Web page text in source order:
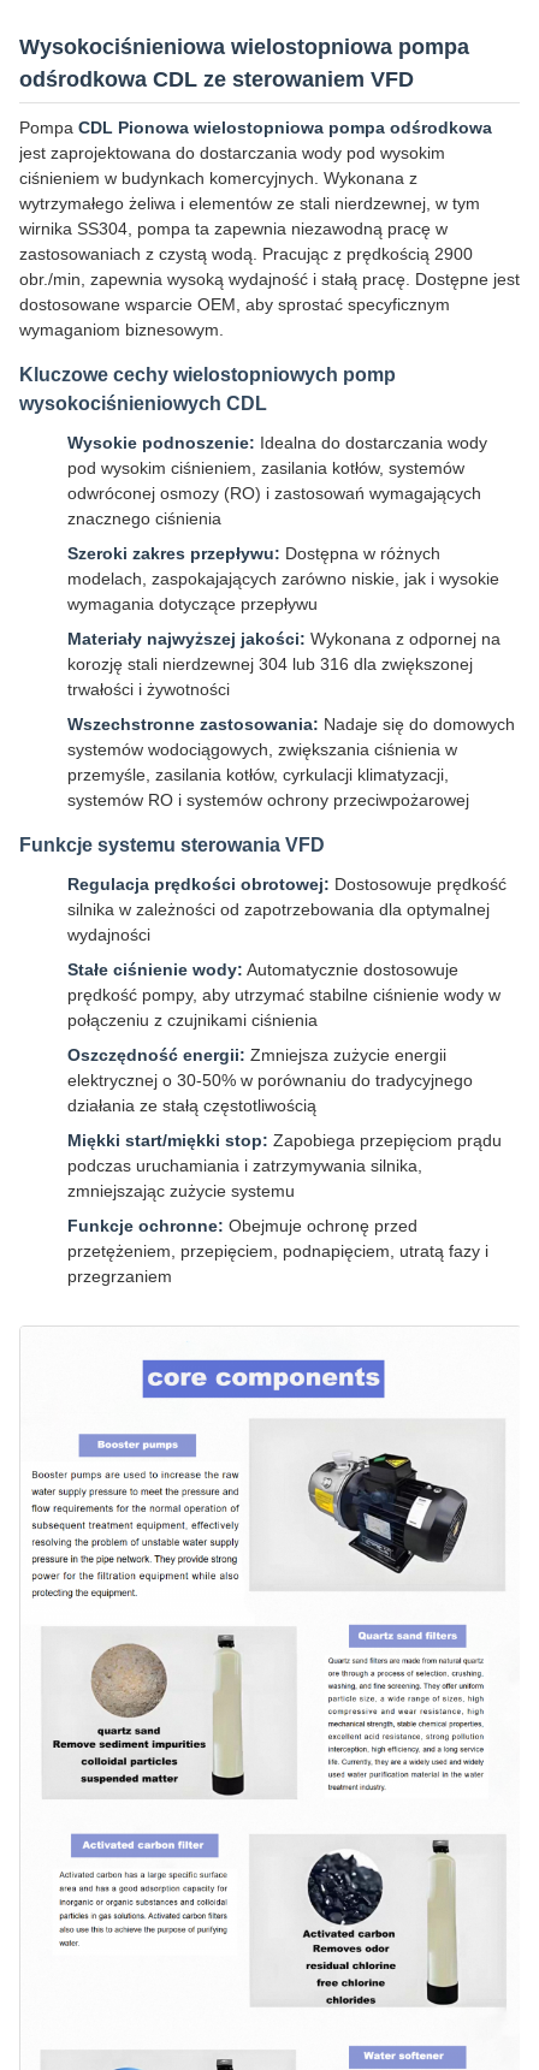
Wysokociśnieniowa wielostopniowa pompa
odśrodkowa CDL ze sterowaniem VFD
Pompa CDL Pionowa wielostopniowa pompa odśrodkowa
jest zaprojektowana do dostarczania wody pod wysokim
ciśnieniem w budynkach komercyjnych. Wykonana z
wytrzymałego żeliwa i elementów ze stali nierdzewnej, w tym
wirnika SS304, pompa ta zapewnia niezawodną pracę w
zastosowaniach z czystą wodą. Pracując z prędkością 2900
obr./min, zapewnia wysoką wydajność i stałą pracę. Dostępne jest
dostosowane wsparcie OEM, aby sprostać specyficznym
wymaganiom biznesowym.
Kluczowe cechy wielostopniowych pomp
wysokociśnieniowych CDL
Wysokie podnoszenie: Idealna do dostarczania wody
pod wysokim ciśnieniem, zasilania kotłów, systemów
odwróconej osmozy (RO) i zastosowań wymagających
znacznego ciśnienia
Szeroki zakres przepływu: Dostępna w różnych
modelach, zaspokajających zarówno niskie, jak i wysokie
wymagania dotyczące przepływu
Materiały najwyższej jakości: Wykonana z odpornej na
korozję stali nierdzewnej 304 lub 316 dla zwiększonej
trwałości i żywotności
Wszechstronne zastosowania: Nadaje się do domowych
systemów wodociągowych, zwiększania ciśnienia w
przemyśle, zasilania kotłów, cyrkulacji klimatyzacji,
systemów RO i systemów ochrony przeciwpożarowej
Funkcje systemu sterowania VFD
Regulacja prędkości obrotowej: Dostosowuje prędkość
silnika w zależności od zapotrzebowania dla optymalnej
wydajności
Stałe ciśnienie wody: Automatycznie dostosowuje
prędkość pompy, aby utrzymać stabilne ciśnienie wody w
połączeniu z czujnikami ciśnienia
Oszczędność energii: Zmniejsza zużycie energii
elektrycznej o 30-50% w porównaniu do tradycyjnego
działania ze stałą częstotliwością
Miękki start/miękki stop: Zapobiega przepięciom prądu
podczas uruchamiania i zatrzymywania silnika,
zmniejszając zużycie systemu
Funkcje ochronne: Obejmuje ochronę przed
przetężeniem, przepięciem, podnapięciem, utratą fazy i
przegrzaniem